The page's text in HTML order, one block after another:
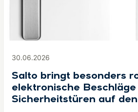
30.06.2026
Salto bringt besonders
elektronische
Sicherheitstüren auf